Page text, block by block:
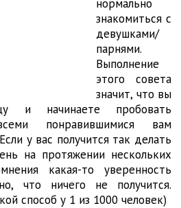
нормально
знакомиться с
девушками/
парнями.
Выполнение
этого совета
значит, что вы
и начинаете пробовать
понравившимися вам
у вас получится так делать
на протяжении нескольких
какая-то уверенность
что ничего не получится.
способ у 1 из 1000 человек)